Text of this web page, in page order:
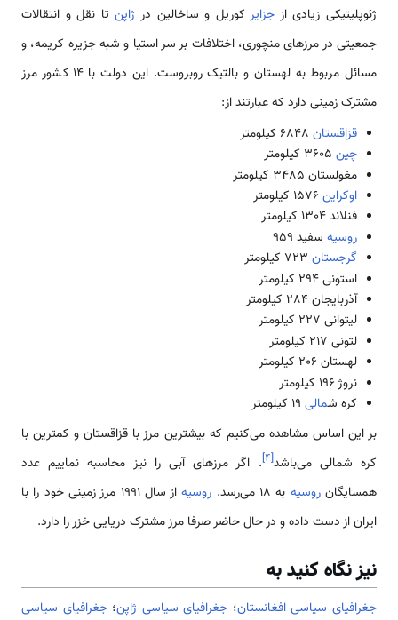
ژئوپلیتیکی زیادی از جزایرکوریل و ساخالین در ژاپنتا نقل و انتقالات
جمعیتی در مرز‌های منچوری، اختلافات بر سر استیا و شبه جزیره کریمه، و
مسائل مربوط به لهستان و بالتیک روبروست. این دولت با 14 کشور مرز
مشترک زمینی دارد که عبارتند از:
قزاقستان
چین
مغولستان 3485 کیلومتر
اوکراین
فنلاند 1304 کیلومتر
روسیه سفید 959
گرجستان
استونی 294 کیلومتر
آذربایجان 284 کیلومتر
لیتوانی 227 کیلومتر
لتونی 217 کیلومتر
لهستان 206 کیلومتر
نروژ 196 کیلومتر
کره شمالی
بر این اساس مشاهده می‌کنیم که بیشترین مرز با قزاقستان و کمترین با
کره شمالی می‌باشد[۴]. اگر مرز‌های آبی را نیز محاسبه نماییم عدد
همسایگانروسیه به 18 می‌رسد. روسیه
از سال 1991 مرز زمینی خود را با
ایران از دست داده و در حال حاضر صرفا مرز مشترک دریایی خزر را دارد.
نیز نگاه کنید به
جغرافیای سیاسی افغانستان؛ جغرافیای سیاسی ژاپن؛جغرافیای سیاسی